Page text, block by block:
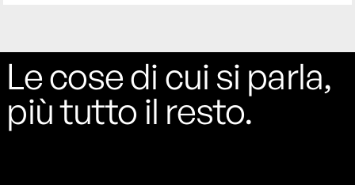
Le cose di cui si parla,
più tutto il resto.